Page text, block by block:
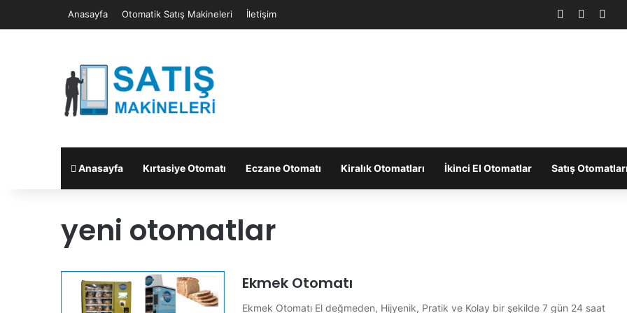
Anasayfa Otomatik Satış Makineleri İletişim Facebook
Anasayfa Kırtasiye Otomatı Eczane Otomatı Kiralık Otomatları İkinci El Otomatlar Satış Otomatları
yeni otomatlar
Ekmek Otomatı
Ekmek Otomatı El değmeden, Hijyenik, Pratik ve Kolay bir şekilde 7 gün 24 saat